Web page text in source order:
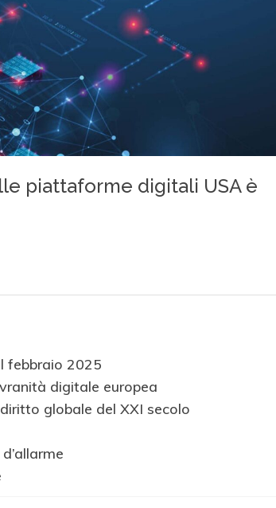
febbraio 2025
digitale europea
globale del XXI secolo